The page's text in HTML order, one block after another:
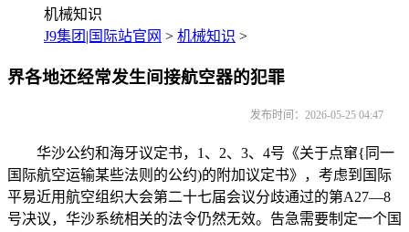
机械知识
J9集团|国际站官网 > 机械知识 >
界各地还经常发生间接航空器的犯罪
发布时间：2026-05-25 04:47
华沙公约和海牙议定书，1、2、3、4号《关于点窜{同一
国际航空运输某些法则的公约)的附加议定书》，考虑到国际
平易近用航空组织大会第二十七届会议分歧通过的第A27—8
号决议，华沙系统相关的法令仍然无效。告急需要制定一个国